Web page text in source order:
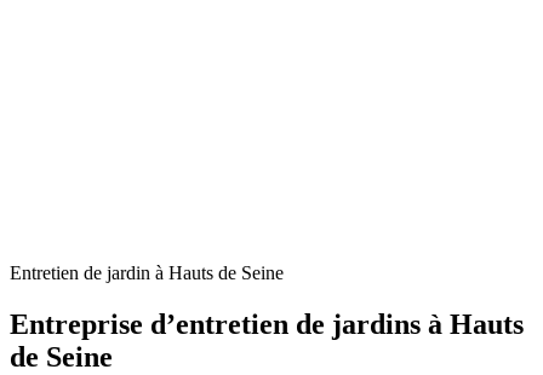
Entretien de jardin à Hauts de Seine
Entreprise d’entretien de jardins à Hauts
de Seine